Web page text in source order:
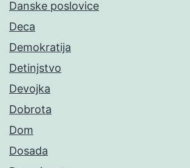
Danske poslovice
Deca
Demokratija
Detinjstvo
Devojka
Dobrota
Dom
Dosada